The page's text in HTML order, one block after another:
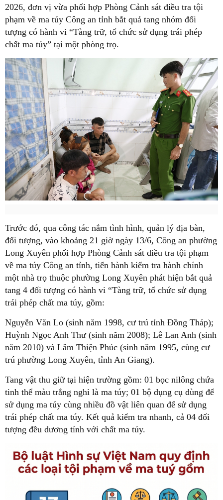
2026, đơn vị vừa phối hợp Phòng Cảnh sát điều tra tội
phạm về ma túy Công an tỉnh bắt quả tang nhóm đối
tượng có hành vi “Tàng trữ, tổ chức sử dụng trái phép
chất ma túy” tại một phòng trọ.
Trước đó, qua công tác nắm tình hình, quản lý địa bàn,
đối tượng, vào khoảng 21 giờ ngày 13/6, Công an phường
Long Xuyên phối hợp Phòng Cảnh sát điều tra tội phạm
về ma túy Công an tỉnh, tiến hành kiểm tra hành chính
một nhà trọ thuộc phường Long Xuyên phát hiện bắt quả
tang 4 đối tượng có hành vi “Tàng trữ, tổ chức sử dụng
trái phép chất ma túy, gồm:
Nguyễn Văn Lo (sinh năm 1998, cư trú tỉnh Đồng Tháp);
Huỳnh Ngọc Anh Thư (sinh năm 2008); Lê Lan Anh (sinh
năm 2010) và Lâm Thiện Phúc (sinh năm 1995, cùng cư
trú phường Long Xuyên, tỉnh An Giang).
Tang vật thu giữ tại hiện trường gồm: 01 bọc nilông chứa
tinh thể màu trắng nghi là ma túy; 01 bộ dụng cụ dùng để
sử dụng ma túy cùng nhiều đồ vật liên quan để sử dụng
trái phép chất ma túy. Kết quả kiểm tra nhanh, cả 04 đối
tượng đều dương tính với chất ma túy.